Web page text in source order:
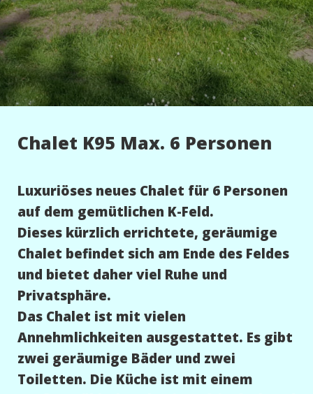
Chalet K95 Max. 6 Personen
Luxuriöses neues Chalet für 6 Personen
auf dem gemütlichen K-Feld.
Dieses kürzlich errichtete, geräumige
Chalet befindet sich am Ende des Feldes
und bietet daher viel Ruhe und
Privatsphäre.
Das Chalet ist mit vielen
Annehmlichkeiten ausgestattet. Es gibt
zwei geräumige Bäder und zwei
Toiletten. Die Küche ist mit einem